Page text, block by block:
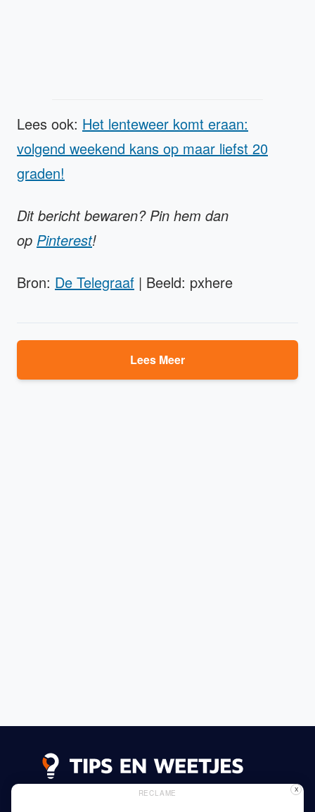
Lees ook: Het lenteweer komt eraan:
volgend weekend kans op maar liefst 20
graden!
Dit bericht bewaren? Pin hem dan
op Pinterest!
Bron: De Telegraaf | Beeld: pxhere
Lees Meer
RECLAME X